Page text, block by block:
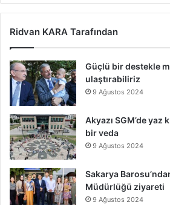
Ridvan KARA Tarafından
Güçlü bir destekle
ulaştırabiliriz
9 Ağustos 2024
Akyazı SGM’de
bir veda
9 Ağustos 2024
Sakarya
Müdürlüğü ziyareti
9 Ağustos 2024